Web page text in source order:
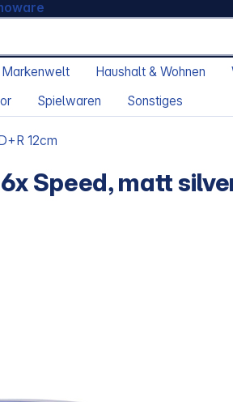
Haushalt & Wohnen
Spielwaren Sonstiges
12cm
Speed, matt